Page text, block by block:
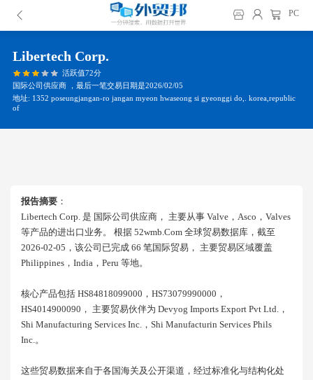
PC
Libertech Corp.
活跃值72分
国际公司供应商 ，最后一笔交易日期是2026/02/05
地址: 1352 poseungjangan-ro jangan myeon hwaseong si gyeonggi do,. korea,republic
of
报告摘要 ：
Libertech Corp. 是 国际公司供应商， 主要从事 Valve，asco，valves
等产品的进出口业务。 根据 52wmb.com 全球贸易数据库，截至
2026-02-05，该公司已完成 66 笔国际贸易， 主要贸易区域覆盖
Philippines，india，peru 等地。
核心产品包括 HS84818099000，HS73079990000，
HS4014900090， 主要贸易伙伴为 Devyog Imports Export Pvt Ltd.，
Shi Manufacturing Services Inc.，shi Manufacturin Services Phils
Inc.。
这些贸易数据来自于各国海关及公开渠道，经过标准化与结构化处